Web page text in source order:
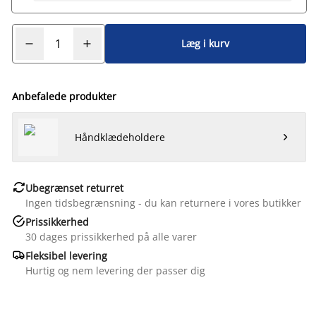
Læg i kurv
Anbefalede produkter
Håndklædeholdere 
Ubegrænset returret
Ingen tidsbegrænsning - du kan returnere i vores butikker
Prissikkerhed
30 dages prissikkerhed på alle varer
Fleksibel levering
Hurtig og nem levering der passer dig